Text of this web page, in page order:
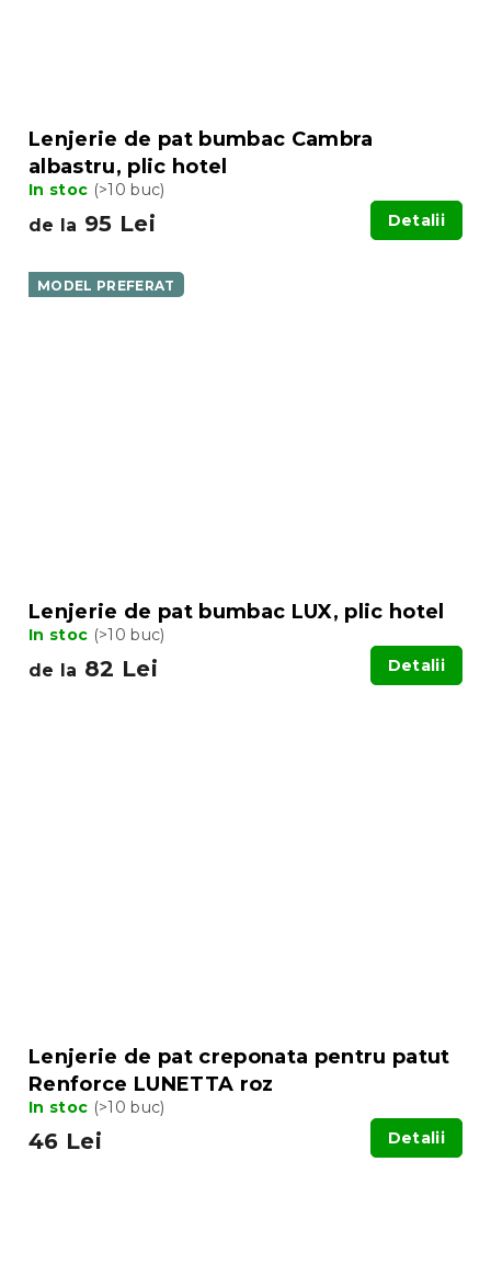
Lenjerie de pat bumbac Cambra
albastru, plic hotel
In stoc (>10 buc)
de la 95 Lei Detalii
MODEL PREFERAT
Lenjerie de pat bumbac LUX, plic hotel
In stoc (>10 buc)
de la 82 Lei Detalii
Lenjerie de pat creponata pentru patut
Renforce LUNETTA roz
In stoc (>10 buc)
46 Lei Detalii